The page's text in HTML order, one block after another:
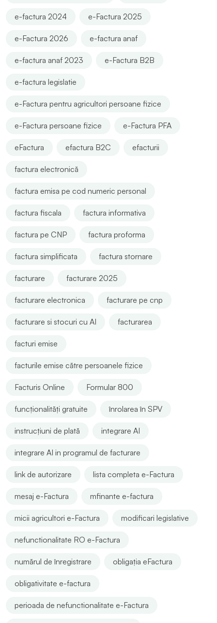
e-factura 2024 e-Factura 2025
e-Factura 2026 e-factura anaf
e-factura anaf 2023 e-Factura B2B
e-factura legislatie
e-Factura pentru agricultori persoane fizice
e-Factura persoane fizice e-Factura PFA
eFactura efactura B2C efacturii
factura electronică
factura emisa pe cod numeric personal
factura fiscala factura informativa
factura pe CNP factura proforma
factura simplificata factura stornare
facturare facturare 2025
facturare electronica facturare pe cnp
facturare si stocuri cu AI facturarea
facturi emise
facturile emise către persoanele fizice
Facturis Online Formular 800
funcționalități gratuite înrolarea în SPV
instrucțiuni de plată integrare AI
integrare AI in programul de facturare
link de autorizare lista completa e-Factura
mesaj e-Factura mfinante e-factura
micii agricultori e-Factura modificari legislative
nefunctionalitate RO e-Factura
numărul de înregistrare obligația eFactura
obligativitate e-factura
perioada de nefunctionalitate e-Factura